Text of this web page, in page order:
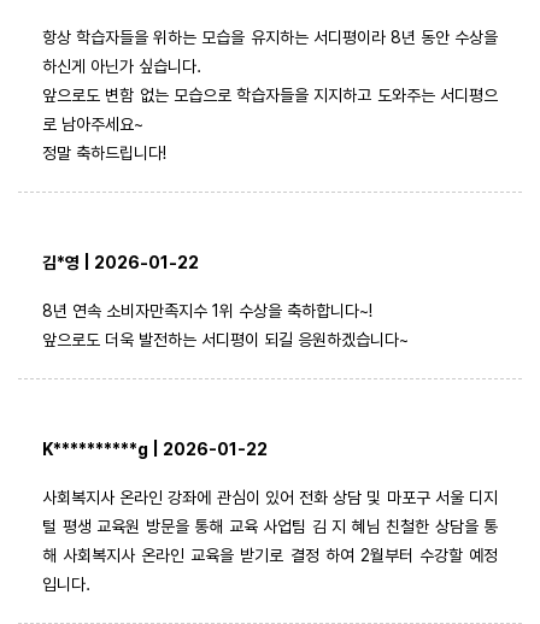
항상 학습자들을 위하는 모습을 유지하는 서디평이라 8년 동안 수상을
하신게 아닌가 싶습니다.
앞으로도 변함 없는 모습으로 학습자들을 지지하고 도와주는 서디평으
로 남아주세요~
정말 축하드립니다!
김*영 | 2026-01-22
8년 연속 소비자만족지수 1위 수상을 축하합니다~!
앞으로도 더욱 발전하는 서디평이 되길 응원하겠습니다~
K**********g | 2026-01-22
사회복지사 온라인 강좌에 관심이 있어 전화 상담 및 마포구 서울 디지
털 평생 교육원 방문을 통해 교육 사업팀 김 지 혜님 친철한 상담을 통
해 사회복지사 온라인 교육을 받기로 결정 하여 2월부터 수강할 예정
입니다.